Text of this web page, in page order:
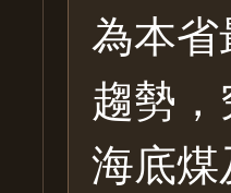
為本
趨勢
海底